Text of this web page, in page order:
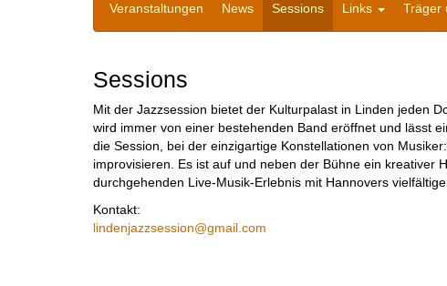
Veranstaltungen News Sessions Links Träger
Sessions
Mit der Jazzsession bietet der Kulturpalast in Linden jeden
wird immer von einer bestehenden Band eröffnet und lässt
die Session, bei der einzigartige Konstellationen von
improvisieren. Es ist auf und neben der Bühne ein kreativer
durchgehenden Live-Musik-Erlebnis mit Hannovers
Kontakt:
lindenjazzsession@gmail.com